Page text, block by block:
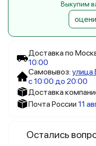
Доставка по
10:00
Самовывоз: улица
с 10:00 до 20:00
Доставка
Почта России 11
Остались
Выкупим